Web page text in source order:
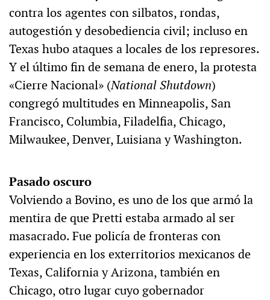
contra los agentes con silbatos, rondas,
autogestión y desobediencia civil; incluso en
Texas hubo ataques a locales de los represores.
Y el último fin de semana de enero, la protesta
«Cierre Nacional» (National Shutdown)
congregó multitudes en Minneapolis, San
Francisco, Columbia, Filadelfia, Chicago,
Milwaukee, Denver, Luisiana y Washington.
Pasado oscuro
Volviendo a Bovino, es uno de los que armó la
mentira de que Pretti estaba armado al ser
masacrado. Fue policía de fronteras con
experiencia en los exterritorios mexicanos de
Texas, California y Arizona, también en
Chicago, otro lugar cuyo gobernador